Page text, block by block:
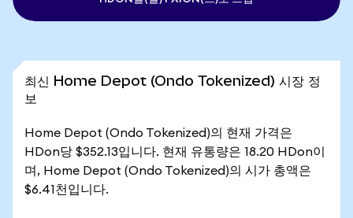
최신 Home Depot (Ondo Tokenized) 시장 정
보
Home Depot (Ondo Tokenized)의 현재 가격은
HDon당 $352.13입니다. 현재 유통량은 18.20 HDon이
며, Home Depot (Ondo Tokenized)의 시가 총액은
$6.41천입니다.